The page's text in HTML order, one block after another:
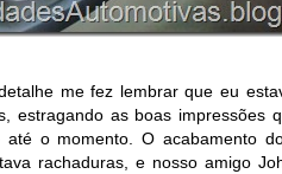
me fez lembrar que eu
estragando as boas impressões
até o momento. O acabamento
rachaduras, e nosso amigo